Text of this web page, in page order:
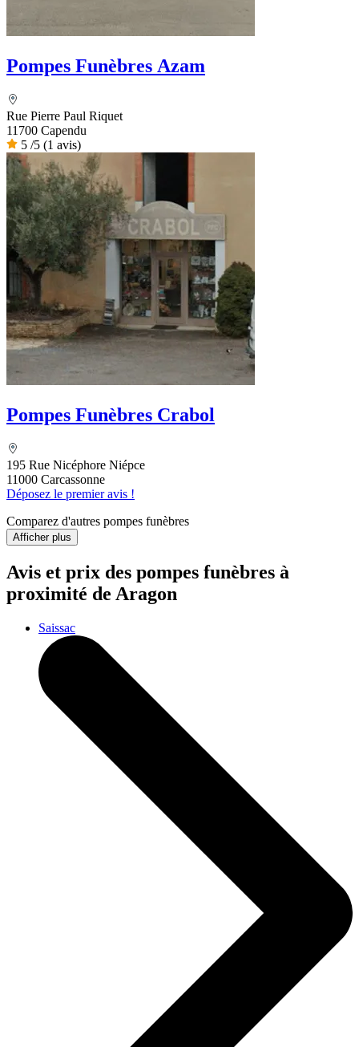
Pompes Funèbres Azam
Rue Pierre Paul Riquet
11700 Capendu
5 /5 (1 avis)
Pompes Funèbres Crabol
195 Rue Nicéphore Niépce
11000 Carcassonne
Déposez le premier avis !
Comparez d'autres pompes funèbres
Afficher plus
Avis et prix des pompes funèbres à
proximité de Aragon
Saissac